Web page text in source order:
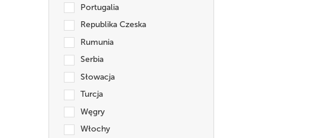
Portugalia
Republika Czeska
Rumunia
Serbia
Słowacja
Turcja
Węgry
Włochy